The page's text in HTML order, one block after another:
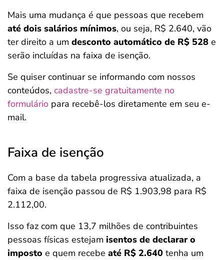
Mais uma mudança é que pessoas que recebem
até dois salários mínimos, ou seja, R$ 2.640, vão
ter direito a um desconto automático de R$ 528 e
serão incluídas na faixa de isenção.
Se quiser continuar se informando com nossos
conteúdos, cadastre-se gratuitamente no
formulário para recebê-los diretamente em seu e-
mail.
Faixa de isenção
Com a base da tabela progressiva atualizada, a
faixa de isenção passou de R$ 1.903,98 para R$
2.112,00.
Isso faz com que 13,7 milhões de contribuintes
pessoas físicas estejam isentos de declarar o
imposto e quem recebe até R$ 2.640 tenha um